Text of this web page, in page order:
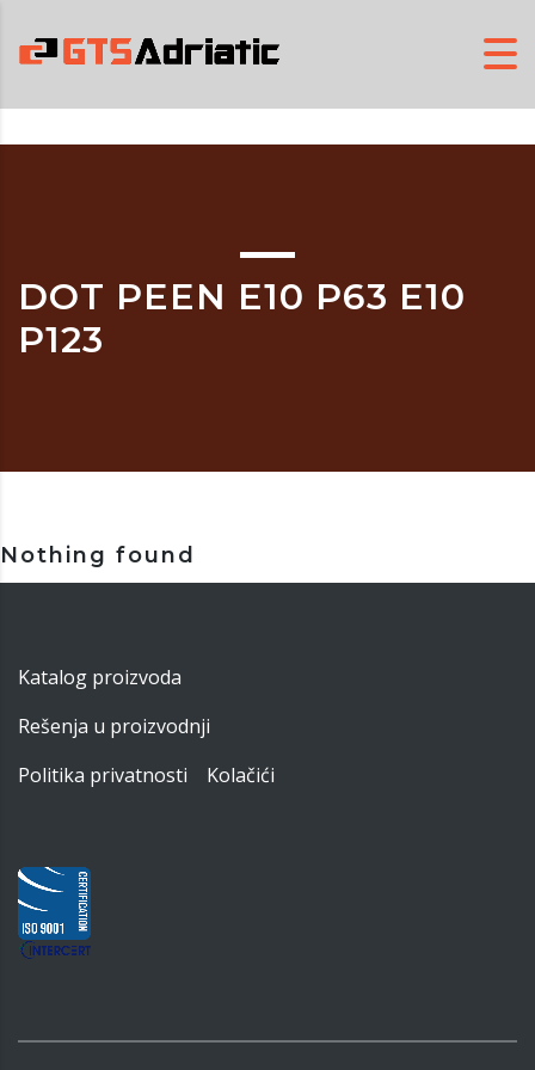
DOT PEEN E10 P63 E10
P123
Nothing found
Katalog proizvoda
Rešenja u proizvodnji
Politika privatnosti
Kolačići